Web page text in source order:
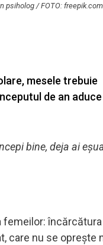
psiholog / FOTO: freepik.com
mesele trebuie
de an
bine, deja ai
care nu se oprește